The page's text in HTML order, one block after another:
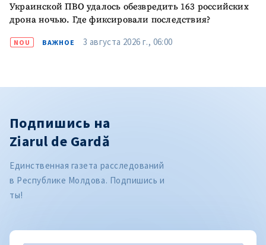
Украинской ПВО удалось обезвредить 163 российских
дрона ночью. Где фиксировали последствия?
NOU ВАЖНОЕ 3 августа 2026 г., 06:00
Подпишись на
Ziarul de Gardă
Единственная газета расследований
в Республике Молдова. Подпишись и
ты!